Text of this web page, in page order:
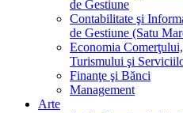
de Gestiune
Contabilitate şi
de Gestiune (Satu
Economia Comerţului,
Turismului şi
Finanţe şi Bănci
Management
Arte